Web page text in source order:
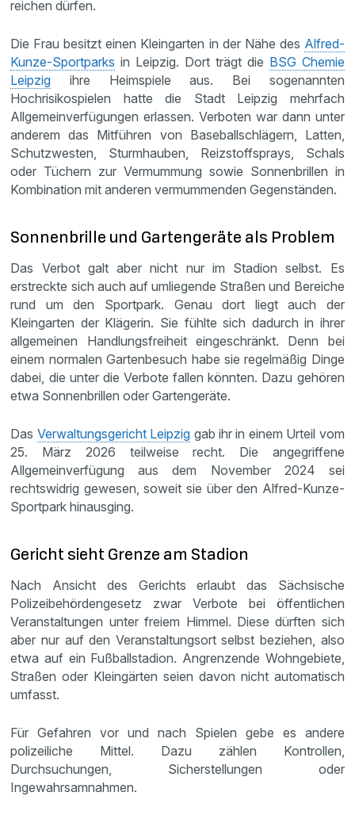
reichen dürfen.
Die Frau besitzt einen Kleingarten in der Nähe des Alfred-
Kunze-Sportparks in Leipzig. Dort trägt die BSG Chemie
Leipzig ihre Heimspiele aus. Bei sogenannten
Hochrisikospielen hatte die Stadt Leipzig mehrfach
Allgemeinverfügungen erlassen. Verboten war dann unter
anderem das Mitführen von Baseballschlägern, Latten,
Schutzwesten, Sturmhauben, Reizstoffsprays, Schals
oder Tüchern zur Vermummung sowie Sonnenbrillen in
Kombination mit anderen vermummenden Gegenständen.
Sonnenbrille und Gartengeräte als Problem
Das Verbot galt aber nicht nur im Stadion selbst. Es
erstreckte sich auch auf umliegende Straßen und Bereiche
rund um den Sportpark. Genau dort liegt auch der
Kleingarten der Klägerin. Sie fühlte sich dadurch in ihrer
allgemeinen Handlungsfreiheit eingeschränkt. Denn bei
einem normalen Gartenbesuch habe sie regelmäßig Dinge
dabei, die unter die Verbote fallen könnten. Dazu gehören
etwa Sonnenbrillen oder Gartengeräte.
Das Verwaltungsgericht Leipzig gab ihr in einem Urteil vom
25. März 2026 teilweise recht. Die angegriffene
Allgemeinverfügung aus dem November 2024 sei
rechtswidrig gewesen, soweit sie über den Alfred-Kunze-
Sportpark hinausging.
Gericht sieht Grenze am Stadion
Nach Ansicht des Gerichts erlaubt das Sächsische
Polizeibehördengesetz zwar Verbote bei öffentlichen
Veranstaltungen unter freiem Himmel. Diese dürften sich
aber nur auf den Veranstaltungsort selbst beziehen, also
etwa auf ein Fußballstadion. Angrenzende Wohngebiete,
Straßen oder Kleingärten seien davon nicht automatisch
umfasst.
Für Gefahren vor und nach Spielen gebe es andere
polizeiliche Mittel. Dazu zählen Kontrollen,
Durchsuchungen, Sicherstellungen oder
Ingewahrsamnahmen.